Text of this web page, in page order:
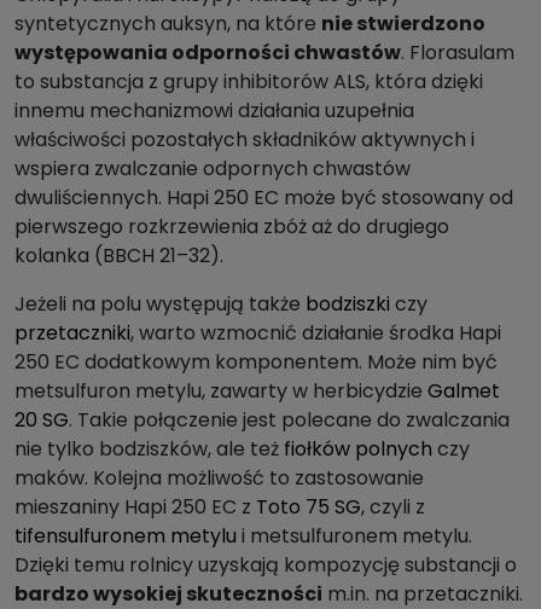
syntetycznych auksyn, na które nie stwierdzono
występowania odporności chwastów. Florasulam
to substancja z grupy inhibitorów ALS, która dzięki
innemu mechanizmowi działania uzupełnia
właściwości pozostałych składników aktywnych i
wspiera zwalczanie odpornych chwastów
dwuliściennych. Hapi 250 EC może być stosowany od
pierwszego rozkrzewienia zbóż aż do drugiego
kolanka (BBCH 21–32).
Jeżeli na polu występują także bodziszki czy
przetaczniki, warto wzmocnić działanie środka Hapi
250 EC dodatkowym komponentem. Może nim być
metsulfuron metylu, zawarty w herbicydzie Galmet
20 SG. Takie połączenie jest polecane do zwalczania
nie tylko bodziszków, ale też fiołków polnych czy
maków. Kolejna możliwość to zastosowanie
mieszaniny Hapi 250 EC z Toto 75 SG, czyli z
tifensulfuronem metylu i metsulfuronem metylu.
Dzięki temu rolnicy uzyskają kompozycję substancji o
bardzo wysokiej skuteczności m.in. na przetaczniki.